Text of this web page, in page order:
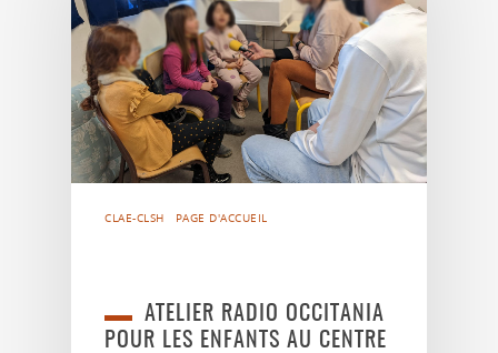
CLAE-CLSH PAGE D'ACCUEIL
ATELIER RADIO OCCITANIA
POUR LES ENFANTS AU CENTRE